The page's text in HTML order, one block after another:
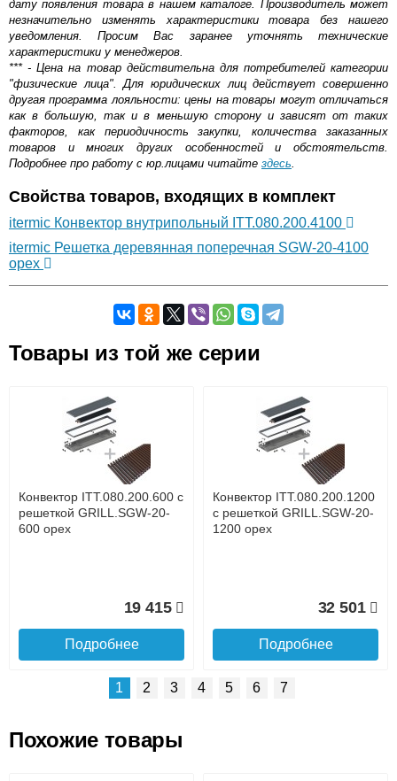
дату появления товара в нашем каталоге. Производитель может
незначительно изменять характеристики товара без нашего
уведомления. Просим Вас заранее уточнять технические
характеристики у менеджеров.
*** - Цена на товар действительна для потребителей категории
"физические лица". Для юридических лиц действует совершенно
другая программа лояльности: цены на товары могут отличаться
как в большую, так и в меньшую сторону и зависят от таких
факторов, как периодичность закупки, количества заказанных
товаров и многих других особенностей и обстоятельств.
Подробнее про работу с юр.лицами читайте здесь.
Свойства товаров, входящих в комплект
itermic Конвектор внутрипольный ITT.080.200.4100
itermic Решетка деревянная поперечная SGW-20-4100
орех
Оставьте отзыв
Доставка сантехники по Москве и Московской области
Наличный расчёт
Банковской картой на сайте в режиме реального
времени
Банковской картой при получении товара как при
доставке, так и самовывозом
Интернет-деньгами (Yandex-деньги, Web-money,
Qiwi-кошельки и другие).
Безналичный расчёт (возможно и с НДС)
Товары из той же серии
Конвектор ITT.080.200.600 с
решеткой GRILL.SGW-20-
600 орех
19 415
Подробнее
Конвектор ITT.080.200.1200
с решеткой GRILL.SGW-20-
1200 орех
32 501
Подробнее
1 2 3 4 5 6 7
Похожие товары